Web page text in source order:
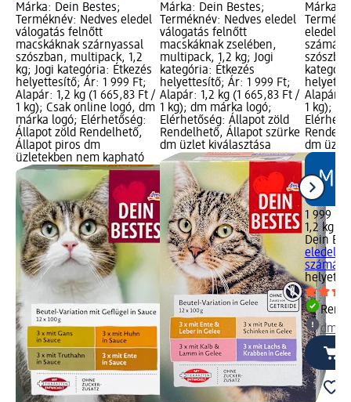
Márka: Dein Bestes;
Terméknév: Nedves eledel
válogatás felnőtt
macskáknak szárnyassal
szószban, multipack, 1,2
kg; Jogi kategória: Étkezés
helyettesítő; Ár: 1 999 Ft;
Alapár: 1,2 kg (1 665,83 Ft /
1 kg); Csak online logó, dm
márka logó; Elérhetőség:
Állapot zöld Rendelhető,
Állapot piros dm
üzletekben nem kapható
Márka: Dein Bestes;
Terméknév: Nedves eledel
válogatás felnőtt
macskáknak zselében,
multipack, 1,2 kg; Jogi
kategória: Étkezés
helyettesítő; Ár: 1 999 Ft;
Alapár: 1,2 kg (1 665,83 Ft /
1 kg); dm márka logó;
Elérhetőség: Állapot zöld
Rendelhető, Állapot szürke
dm üzlet kiválasztása
Márka:
eledel
Alapár:
1 kg);
dm
1 999 Ft
1,2 kg (1
Dein
eledel
dm